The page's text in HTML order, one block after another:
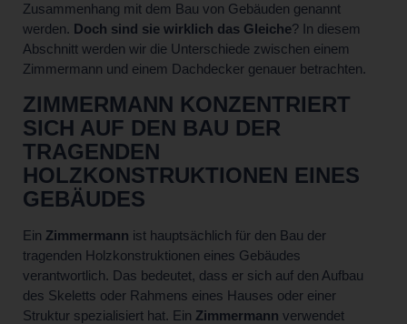
Zusammenhang mit dem Bau von Gebäuden genannt
werden. Doch sind sie wirklich das Gleiche? In diesem
Abschnitt werden wir die Unterschiede zwischen einem
Zimmermann und einem Dachdecker genauer betrachten.
ZIMMERMANN KONZENTRIERT
SICH AUF DEN BAU DER
TRAGENDEN
HOLZKONSTRUKTIONEN EINES
GEBÄUDES
Ein Zimmermann ist hauptsächlich für den Bau der
tragenden Holzkonstruktionen eines Gebäudes
verantwortlich. Das bedeutet, dass er sich auf den Aufbau
des Skeletts oder Rahmens eines Hauses oder einer
Struktur spezialisiert hat. Ein Zimmermann verwendet